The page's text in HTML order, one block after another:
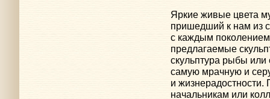
Яркие живые цвета
пришедший к нам из
с каждым
предлагаемые
скульптура рыбы
самую мрачную и
и жизнерадостности.
начальникам или